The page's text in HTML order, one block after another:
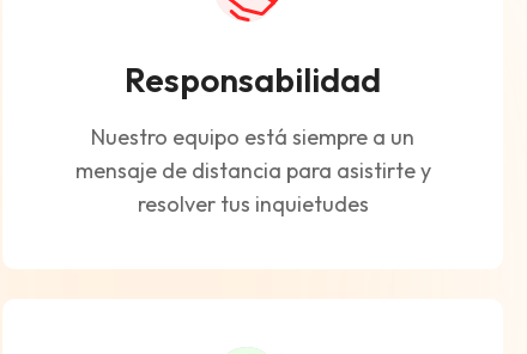
Responsabilidad
Nuestro equipo está siempre a un
mensaje de distancia para asistirte y
resolver tus inquietudes